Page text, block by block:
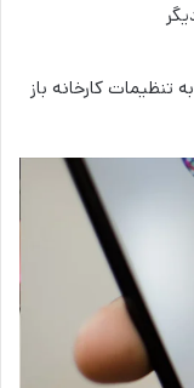
تنظیمات کارخانه‌ باز